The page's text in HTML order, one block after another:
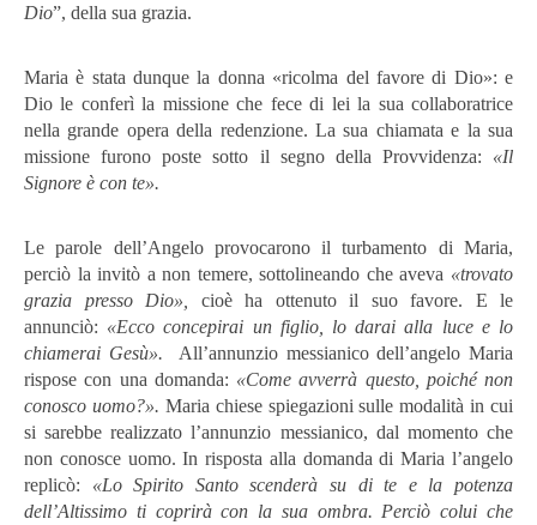
Dio”, della sua grazia.
Maria è stata dunque la donna «ricolma del favore di Dio»: e
Dio le conferì la missione che fece di lei la sua collaboratrice
nella grande opera della redenzione. La sua chiamata e la sua
missione furono poste sotto il segno della Provvidenza: «Il
Signore è con te».
Le parole dell’Angelo provocarono il turbamento di Maria,
perciò la invitò a non temere, sottolineando che aveva «trovato
grazia presso Dio», cioè ha ottenuto il suo favore. E le
annunciò: «Ecco concepirai un figlio, lo darai alla luce e lo
chiamerai Gesù».
All’annunzio messianico dell’angelo Maria
rispose con una domanda: «Come avverrà questo, poiché non
conosco uomo?». Maria chiese spiegazioni sulle modalità in cui
si sarebbe realizzato l’annunzio messianico, dal momento che
non conosce uomo. In risposta alla domanda di Maria l’angelo
replicò: «Lo Spirito Santo scenderà su di te e la potenza
dell’Altissimo ti coprirà con la sua ombra. Perciò colui che